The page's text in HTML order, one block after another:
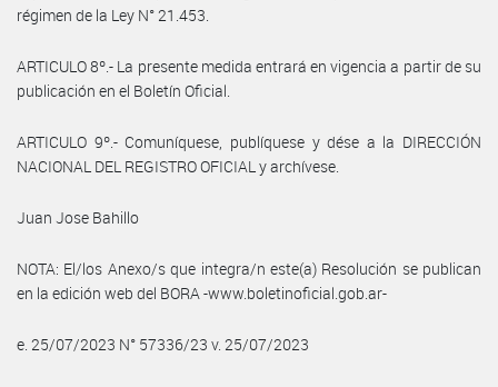
régimen de la Ley N° 21.453.
ARTICULO 8º.- La presente medida entrará en vigencia a partir de su
publicación en el Boletín Oficial.
ARTICULO 9º.- Comuníquese, publíquese y dése a la DIRECCIÓN
NACIONAL DEL REGISTRO OFICIAL y archívese.
Juan Jose Bahillo
NOTA: El/los Anexo/s que integra/n este(a) Resolución se publican
en la edición web del BORA -www.boletinoficial.gob.ar-
e. 25/07/2023 N° 57336/23 v. 25/07/2023